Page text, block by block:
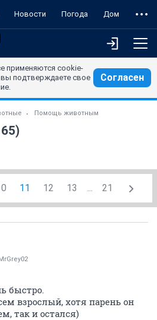
Новости Погода Дом
применяются cookie-
подтверждаете свое
Согласен
Помощь животным
11 12 13 ... 21
быстро.
взрослый, хотя парень он
так и остался)